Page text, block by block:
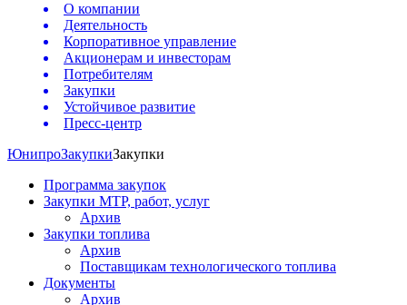
О компании
Деятельность
Корпоративное управление
Акционерам и инвесторам
Потребителям
Закупки
Устойчивое развитие
Пресс-центр
ЮнипроЗакупкиЗакупки
Программа закупок
Закупки МТР, работ, услуг
Архив
Закупки топлива
Архив
Поставщикам технологического топлива
Документы
Архив